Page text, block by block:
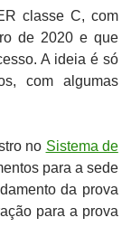
classe C, com
de 2020 e que
A ideia é só
com algumas
no Sistema de
para a sede
da prova
para a prova